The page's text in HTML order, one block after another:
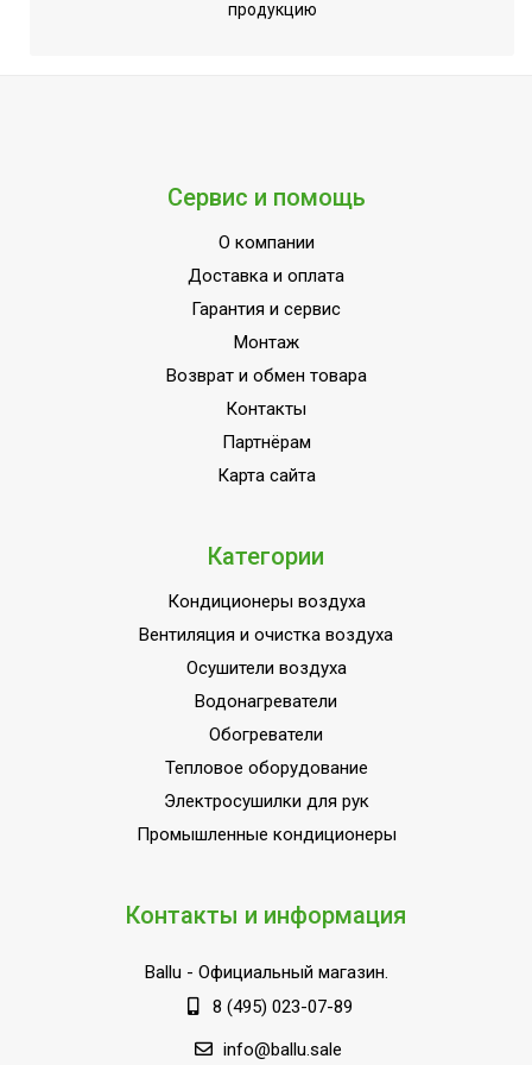
температуры обогрева
Да
Точность установки
1,0 °С
Макс. расход воздуха
970 м3/час
производительность
охлаждения
5.3 кВт
Автоматический режим
Да
температуры вблизи
пульта управления
Да
Количество скоростей
воздушного потока
4
Режим автоочистки
Да
Режим обогрева
Да
Режим осушения
Да
Режим размораживания
продукцию
Сервис и помощь
О компании
Доставка и оплата
Гарантия и сервис
Монтаж
Возврат и обмен товара
Контакты
Партнёрам
Карта сайта
Категории
Кондиционеры воздуха
Вентиляция и очистка воздуха
Осушители воздуха
Водонагреватели
Обогреватели
Тепловое оборудование
Электросушилки для рук
Промышленные кондиционеры
Контакты и информация
Ballu - Официальный магазин.
8 (495) 023-07-89
info@ballu.sale